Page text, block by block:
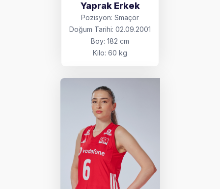
Yaprak Erkek
Pozisyon: Smaçör
Doğum Tarihi: 02.09.2001
Boy: 182 cm
Kilo: 60 kg